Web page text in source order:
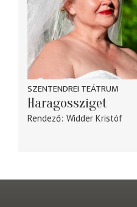
SZENTENDREI TEÁTRUM
Haragossziget
Rendező Widder Kristóf